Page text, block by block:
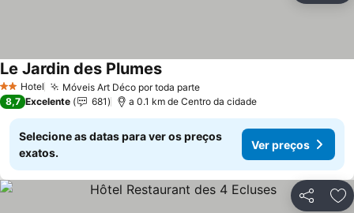
2 Estrelas
Hotel Móveis Art Déco por toda parte
Le Jardin des Plumes
8,7 Excelente 681 a 0.1 km de Centro da cidade
Selecione as datas para ver os preços
exatos.
Ver preços
Partilhar